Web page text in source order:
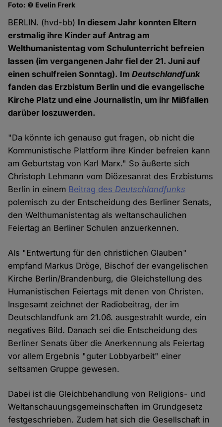
Foto: © Evelin Frerk
BERLIN. (hvd-bb) In diesem Jahr konnten Eltern
erstmalig ihre Kinder auf Antrag am
Welthumanistentag vom Schulunterricht befreien
lassen (im vergangenen Jahr fiel der 21. Juni auf
einen schulfreien Sonntag). ImDeutschlandfunk
fanden das Erzbistum Berlin und die evangelische
Kirche Platz und eine Journalistin, um ihr Mißfallen
darüber loszuwerden.
"Da könnte ich genauso gut fragen, ob nicht die
Kommunistische Plattform ihre Kinder befreien kann
am Geburtstag von Karl Marx." So äußerte sich
Christoph Lehmann vom Diözesanrat des Erzbistums
Berlin in einem Beitrag des Deutschlandfunks
polemisch zu der Entscheidung des Berliner Senats,
den Welthumanistentag als weltanschaulichen
Feiertag an Berliner Schulen anzuerkennen.
Als "Entwertung für den christlichen Glauben"
empfand Markus Dröge, Bischof der evangelischen
Kirche Berlin/Brandenburg, die Gleichstellung des
Humanistischen Feiertags mit denen von Christen.
Insgesamt zeichnet der Radiobeitrag, der im
Deutschlandfunk am 21.06. ausgestrahlt wurde, ein
negatives Bild. Danach sei die Entscheidung des
Berliner Senats über die Anerkennung als Feiertag
vor allem Ergebnis "guter Lobbyarbeit" einer
seltsamen Gruppe gewesen.
Dabei ist die Gleichbehandlung von Religions- und
Weltanschauungsgemeinschaften im Grundgesetz
festgeschrieben. Zudem hat sich die Gesellschaft in